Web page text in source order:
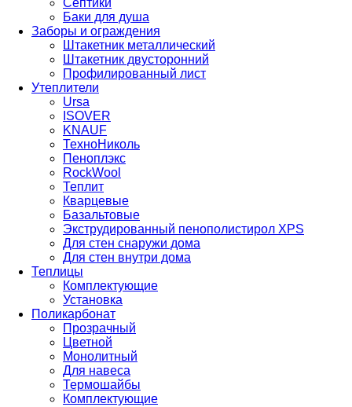
Септики
Баки для душа
Заборы и ограждения
Штакетник металлический
Штакетник двусторонний
Профилированный лист
Утеплители
Ursa
ISOVER
KNAUF
ТехноНиколь
Пеноплэкс
RockWool
Теплит
Кварцевые
Базальтовые
Экструдированный пенополистирол XPS
Для стен снаружи дома
Для стен внутри дома
Теплицы
Комплектующие
Установка
Поликарбонат
Прозрачный
Цветной
Монолитный
Для навеса
Термошайбы
Комплектующие